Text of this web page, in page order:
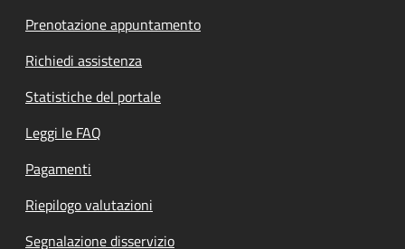
Prenotazione appuntamento
Richiedi assistenza
Statistiche del portale
Leggi le FAQ
Pagamenti
Riepilogo valutazioni
Segnalazione disservizio